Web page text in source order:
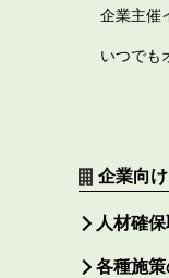
企業主催
いつでも
企業向
人材確
各種施